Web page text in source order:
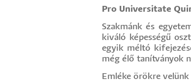
Pro Universitate
Szakmánk és
kiváló képességű
egyik méltó
még élő tanítványok
Emléke örökre velünk